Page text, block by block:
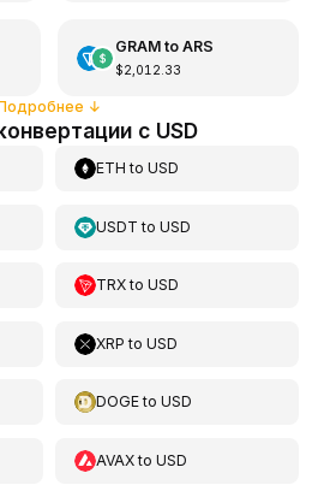
GRAMto ARS
$2,012.33
↓
с USD
ETH toUSD
USDT toUSD
TRXtoUSD
XRP toUSD
DOGEtoUSD
AVAXtoUSD